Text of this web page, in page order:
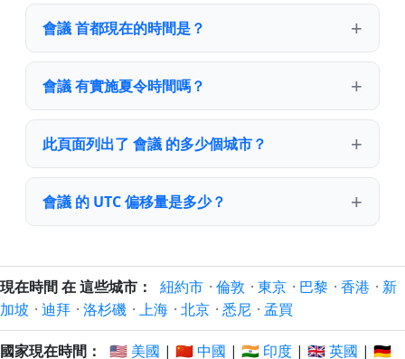
會議 首都現在的時間是？
會議 有實施夏令時間嗎？
此頁面列出了 會議 的多少個城市？
會議 的 UTC 偏移量是多少？
現在時間 在 這些城市： 紐約市 · 倫敦 · 東京 · 巴黎 · 香港 · 新
加坡 · 迪拜 · 洛杉磯 · 上海 · 北京 · 悉尼 · 孟買
國家現在時間： 🇺🇸 美國 | 🇨🇳 中國 | 🇮🇳 印度 | 🇬🇧 英國 | 🇩🇪